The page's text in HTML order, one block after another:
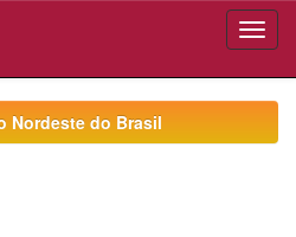
Nordeste do Brasil